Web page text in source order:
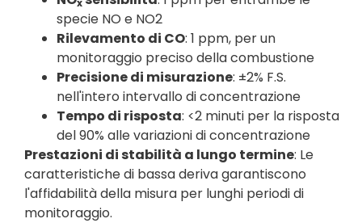
specie NO e NO2
Rilevamento di CO: 1 ppm, per un
monitoraggio preciso della combustione
Precisione di misurazione: ±2% F.S.
nell'intero intervallo di concentrazione
Tempo di risposta: <2 minuti per la risposta
del 90% alle variazioni di concentrazione
Prestazioni di stabilità a lungo termine: Le
caratteristiche di bassa deriva garantiscono
l'affidabilità della misura per lunghi periodi di
monitoraggio.